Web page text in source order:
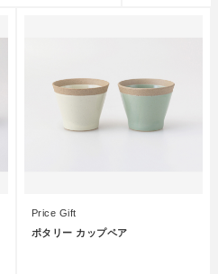
Price Gift
ポタリー カップペア